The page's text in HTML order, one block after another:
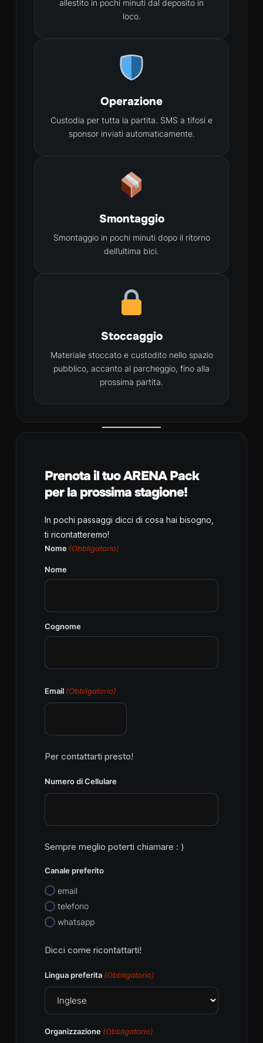
allestito in pochi minuti dal deposito in
loco.
Operazione
Custodia per tutta la partita. SMS a tifosi e
sponsor inviati automaticamente.
Smontaggio
Smontaggio in pochi minuti dopo il ritorno
dell’ultima bici.
Stoccaggio
Materiale stoccato e custodito nello spazio
pubblico, accanto al parcheggio, fino alla
prossima partita.
Prenota il tuo ARENA Pack
per la prossima stagione!
In pochi passaggi dicci di cosa hai bisogno,
ti ricontatteremo!
Nome (Obbligatorio)
Nome
Cognome
Email (Obbligatorio)
Per contattarti presto!
Numero di Cellulare
Sempre meglio poterti chiamare : )
Canale preferito
email
telefono
whatsapp
Dicci come ricontattarti!
Lingua preferita (Obbligatorio)
Organizzazione (Obbligatorio)